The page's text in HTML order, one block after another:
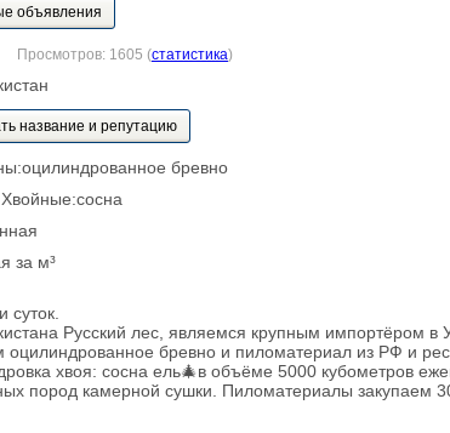
Просмотров: 1605 (статистика)
название и репутацию
бревно
за м³
суток.
Русский лес, являемся крупным импортёром в
бревно и пиломатериал из РФ и
хвоя: сосна ель🎄в объёме 5000 кубометров
пород камерной сушки. Пиломатериалы закупаем